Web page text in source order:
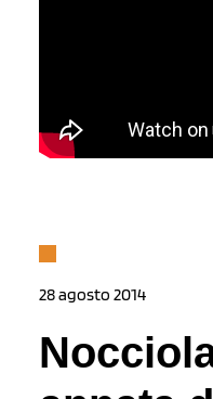
28 agosto 2014